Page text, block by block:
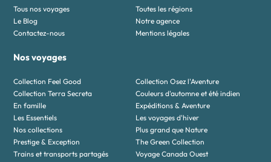
Tous nos voyages
Toutes les régions
Le Blog
Notre agence
Contactez-nous
Mentions légales
Nos voyages
Collection Feel Good
Collection Osez l'Aventure
Collection Terra Secreta
Couleurs d'automne et été indien
En famille
Expéditions & Aventure
Les Essentiels
Les voyages d'hiver
Nos collections
Plus grand que Nature
Prestige & Exception
The Green Collection
Trains et transports partagés
Voyage Canada Ouest